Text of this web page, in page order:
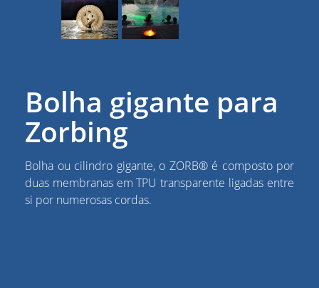
Bolha gigante para
Zorbing
Bolha ou cilindro gigante, o ZORB® é composto por
duas membranas em TPU transparente ligadas entre
si por numerosas cordas.